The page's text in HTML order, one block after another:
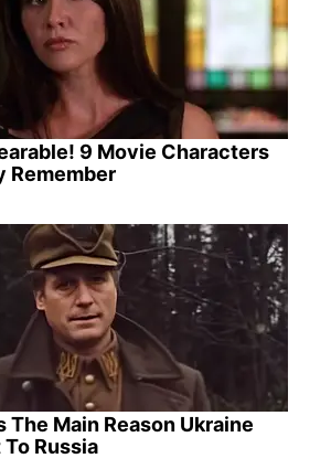
9 Movie Characters
Remember
The Main Reason Ukraine
Russia